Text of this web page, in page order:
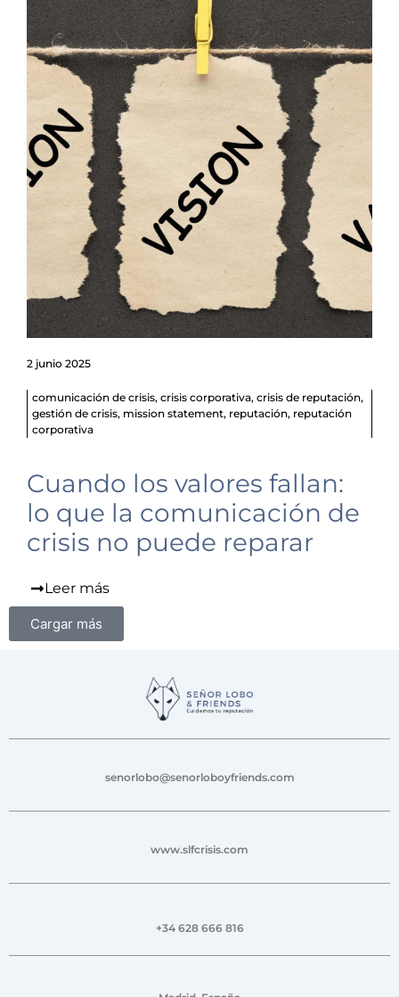
2 junio 2025
comunicación de crisis, crisis corporativa, crisis de reputación,
gestión de crisis, mission statement, reputación, reputación
corporativa
Cuando los valores fallan:
lo que la comunicación de
crisis no puede reparar
Leer más
Cargar más
senorlobo@senorloboyfriends.com
www.slfcrisis.com
+34 628 666 816